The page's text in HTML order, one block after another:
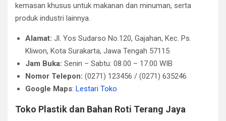
kemasan khusus untuk makanan dan minuman, serta
produk industri lainnya.
Alamat: Jl. Yos Sudarso No.120, Gajahan, Kec. Ps.
Kliwon, Kota Surakarta, Jawa Tengah 57115
Jam Buka: Senin – Sabtu: 08.00 – 17.00 WIB
Nomor Telepon: (0271) 123456 / (0271) 635246
Google Maps: Lestari Toko
Toko Plastik dan Bahan Roti Terang Jaya